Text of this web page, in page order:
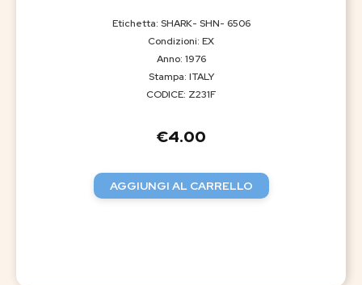
Etichetta: SHARK- SHN- 6506
Condizioni: EX
Anno: 1976
Stampa: ITALY
CODICE: Z231F
€4.00
AGGIUNGI AL CARRELLO